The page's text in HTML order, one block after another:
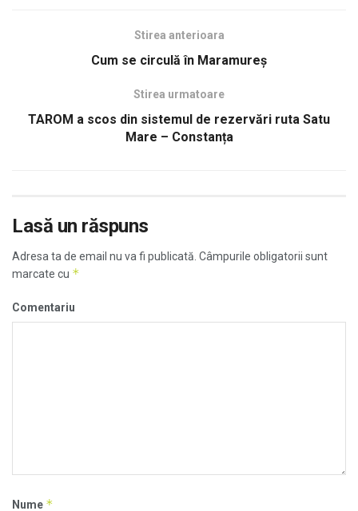
Stirea anterioara
Cum se circulă în Maramureş
Stirea urmatoare
TAROM a scos din sistemul de rezervări ruta Satu
Mare – Constanța
Lasă un răspuns
Adresa ta de email nu va fi publicată. Câmpurile obligatorii sunt
marcate cu *
Comentariu
Nume *